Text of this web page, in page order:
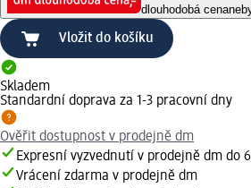
dlouhodobá cena
Vložit do košíku
Skladem
Standardní doprava za 1-3 pracovní dny
Ověřit dostupnost v prodejně dm
Expresní vyzvednutí v prodejně dm do
Vrácení zdarma v prodejně dm